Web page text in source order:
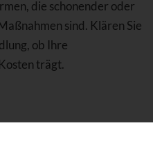
die schonender oder
sind. Klären Sie
ob Ihre
trägt.